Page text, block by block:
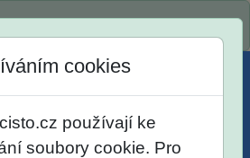
cookies
používají ke
soubory cookie. Pro